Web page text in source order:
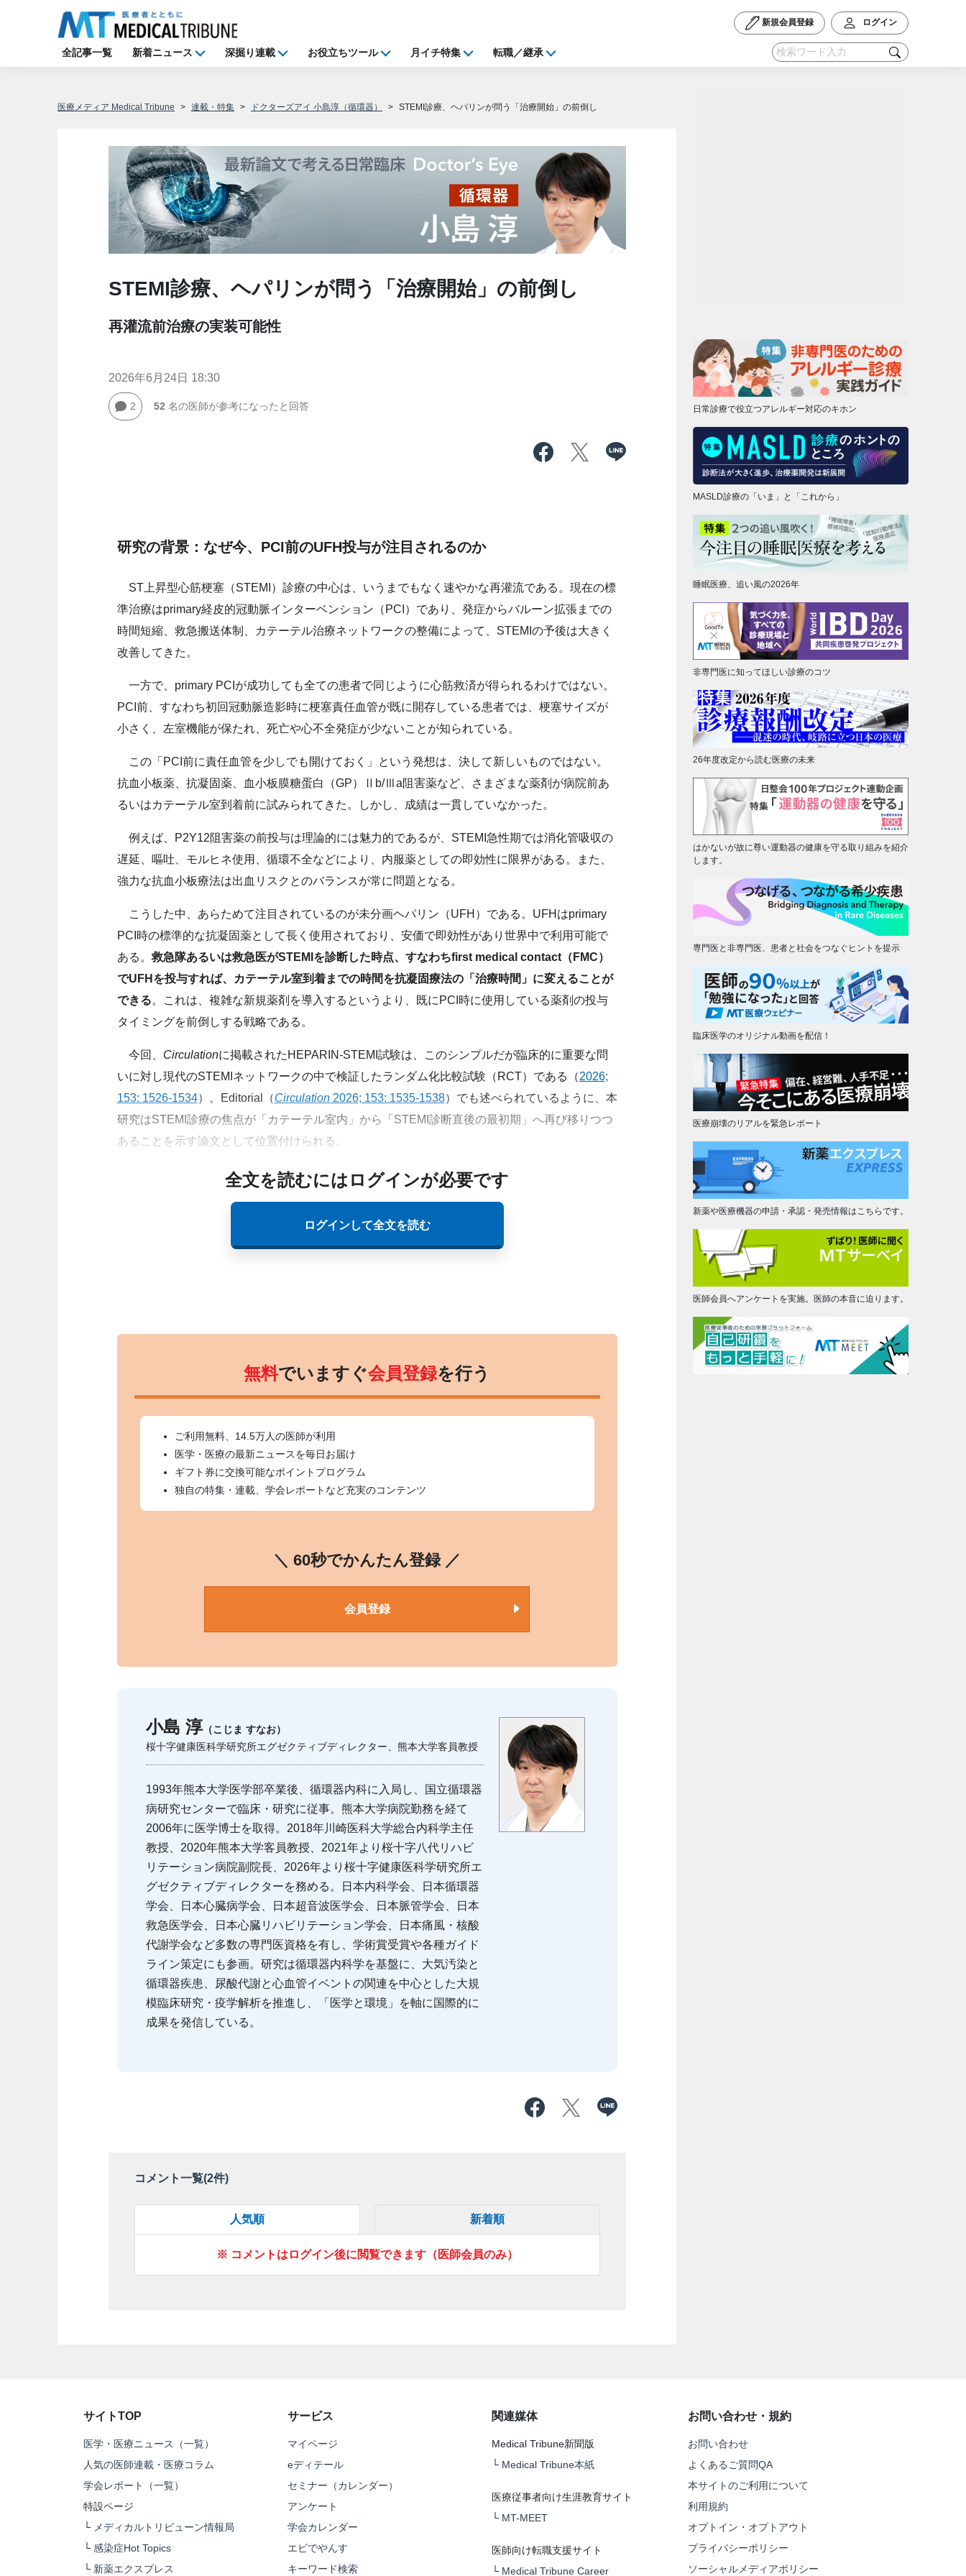
新規会員登録 ログイン
全記事一覧 新着ニュース 深掘り連載 お役立ちツール 月イチ特集 転職／継承
医療メディア Medical Tribune 連載・特集 ドクターズアイ 小島淳（循環器） STEMI診療、ヘパリンが問う「治療開始」の前倒し
STEMI診療、ヘパリンが問う「治療開始」の前倒し
再灌流前治療の実装可能性
2026年6月24日 18:30
2 52 名の医師が参考になったと回答
研究の背景：なぜ今、PCI前のUFH投与が注目されるのか
ST上昇型心筋梗塞（STEMI）診療の中心は、いうまでもなく速やかな再灌流である。現在の標
準治療はprimary経皮的冠動脈インターベンション（PCI）であり、発症からバルーン拡張までの
時間短縮、救急搬送体制、カテーテル治療ネットワークの整備によって、STEMIの予後は大きく
改善してきた。
一方で、primary PCIが成功しても全ての患者で同じように心筋救済が得られるわけではない。
PCI前、すなわち初回冠動脈造影時に梗塞責任血管が既に開存している患者では、梗塞サイズが
小さく、左室機能が保たれ、死亡や心不全発症が少ないことが知られている。
この「PCI前に責任血管を少しでも開けておく」という発想は、決して新しいものではない。
抗血小板薬、抗凝固薬、血小板膜糖蛋白（GP）Ⅱb/Ⅲa阻害薬など、さまざまな薬剤が病院前あ
るいはカテーテル室到着前に試みられてきた。しかし、成績は一貫していなかった。
例えば、P2Y12阻害薬の前投与は理論的には魅力的であるが、STEMI急性期では消化管吸収の
遅延、嘔吐、モルヒネ使用、循環不全などにより、内服薬としての即効性に限界がある。また、
強力な抗血小板療法は出血リスクとのバランスが常に問題となる。
こうした中、あらためて注目されているのが未分画ヘパリン（UFH）である。UFHはprimary
PCI時の標準的な抗凝固薬として長く使用されており、安価で即効性があり世界中で利用可能で
ある。救急隊あるいは救急医がSTEMIを診断した時点、すなわちfirst medical contact（FMC）
でUFHを投与すれば、カテーテル室到着までの時間を抗凝固療法の「治療時間」に変えることが
できる。これは、複雑な新規薬剤を導入するというより、既にPCI時に使用している薬剤の投与
タイミングを前倒しする戦略である。
今回、 Circulationに掲載されたHEPARIN-STEMI試験は、このシンプルだが臨床的に重要な問
いに対し現代のSTEMIネットワークの中で検証したランダム化比較試験（RCT）である（2026;
153: 1526-1534）。Editorial（Circulation2026; 153: 1535-1538）でも述べられているように、本
研究はSTEMI診療の焦点が「カテーテル室内」から「STEMI診断直後の最初期」へ再び移りつつ
あることを示す論文として位置付けられる。
全文を読むにはログインが必要です
ログインして全文を読む
無料でいますぐ会員登録を行う
ご利用無料、14.5万人の医師が利用
医学・医療の最新ニュースを毎日お届け
ギフト券に交換可能なポイントプログラム
独自の特集・連載、学会レポートなど充実のコンテンツ
＼ 60秒でかんたん登録 ／
会員登録
小島 淳（こじま すなお）
桜十字健康医科学研究所エグゼクティブディレクター、熊本大学客員教授
1993年熊本大学医学部卒業後、循環器内科に入局し、国立循環器
病研究センターで臨床・研究に従事。熊本大学病院勤務を経て
2006年に医学博士を取得。2018年川崎医科大学総合内科学主任
教授、2020年熊本大学客員教授、2021年より桜十字八代リハビ
リテーション病院副院長、2026年より桜十字健康医科学研究所エ
グゼクティブディレクターを務める。日本内科学会、日本循環器
学会、日本心臓病学会、日本超音波医学会、日本脈管学会、日本
救急医学会、日本心臓リハビリテーション学会、日本痛風・核酸
代謝学会など多数の専門医資格を有し、学術賞受賞や各種ガイド
ライン策定にも参画。研究は循環器内科学を基盤に、大気汚染と
循環器疾患、尿酸代謝と心血管イベントの関連を中心とした大規
模臨床研究・疫学解析を推進し、「医学と環境」を軸に国際的に
成果を発信している。
コメント一覧(2件)
人気順 新着順
※ コメントはログイン後に閲覧できます（医師会員のみ）
日常診療で役立つアレルギー対応のキホン
MASLD診療の「いま」と「これから」
睡眠医療、追い風の2026年
非専門医に知ってほしい診療のコツ
26年度改定から読む医療の未来
はかないが故に尊い運動器の健康を守る取り組みを紹介
します。
専門医と非専門医、患者と社会をつなぐヒントを提示
臨床医学のオリジナル動画を配信！
医療崩壊のリアルを緊急レポート
新薬や医療機器の申請・承認・発売情報はこちらです。
医師会員へアンケートを実施。医師の本音に迫ります。
サイトTOP
医学・医療ニュース（一覧）
人気の医師連載・医療コラム
学会レポート（一覧）
特設ページ
└ メディカルトリビューン情報局
└ 感染症Hot Topics
└ 新薬エクスプレス
サービス
マイページ
eディテール
セミナー（カレンダー）
アンケート
学会カレンダー
エビでやんす
キーワード検索
関連媒体
Medical Tribune新聞版
└ Medical Tribune本紙
医療従事者向け生涯教育サイト
└ MT-MEET
医師向け転職支援サイト
└ Medical Tribune Career
お問い合わせ・規約
お問い合わせ
よくあるご質問QA
本サイトのご利用について
利用規約
オプトイン・オプトアウト
プライバシーポリシー
ソーシャルメディアポリシー